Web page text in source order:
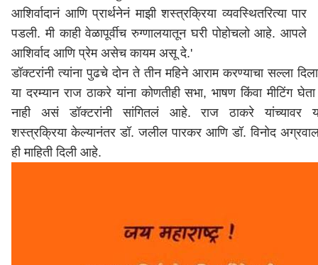
आशिर्वादानं आणि प्रार्थनेनं माझी शस्त्रक्रिया व्यवस्थितरित्या पार
पडली. मी काही वेळापूर्वीच रुग्णालयातून घरी पोहोचलो आहे. आपले
आशिर्वाद आणि प्रेम असेच कायम असू दे.'
डॉक्टरांनी त्यांना पुढचे दोन ते तीन महिने आराम करण्याचा सल्ला
या दरम्यान राज ठाकरे यांना कोणतीही सभा, भाषण किंवा मीटिंग
नाही असं डॉक्टरांनी सांगितलं आहे. राज ठाकरे यांच्यावर
शस्त्रक्रिया केल्यानंतर डॉ. जलील पारकर आणि डॉ. विनोद अग्रवाल
ही माहिती दिली आहे.